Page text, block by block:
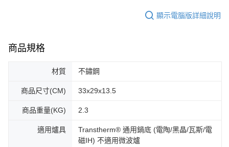
顯示電腦版詳細說明
商品規格
材質 不鏽鋼
商品尺寸(CM) 33x29x13.5
商品重量(KG) 2.3
適用爐具
Transtherm® 通用鍋底 (電陶/黑晶/瓦斯/電
磁IH) 不適用微波爐